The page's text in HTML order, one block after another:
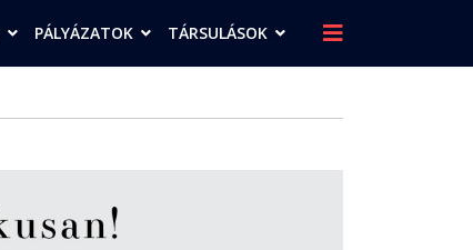
PÁLYÁZATOK TÁRSULÁSOK